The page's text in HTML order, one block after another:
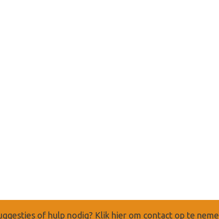
of hulp nodig? Klik hier om contact op te